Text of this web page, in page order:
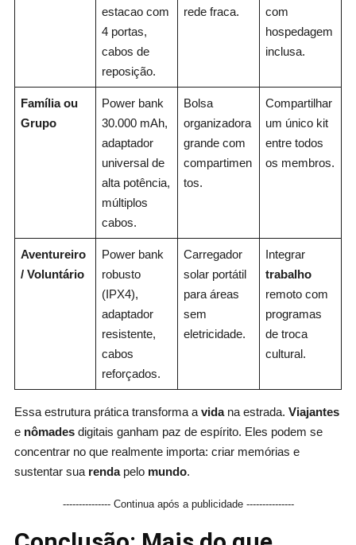
estacao com
4 portas,
cabos de
reposição.
rede fraca.
com
hospedagem
inclusa.
Família ou
Grupo
Power bank
30.000 mAh,
adaptador
universal de
alta potência,
múltiplos
cabos.
Bolsa
organizadora
grande com
compartimen
tos.
Compartilhar
um único kit
entre todos
os membros.
Aventureiro
/ Voluntário
Power bank
robusto
(IPX4),
adaptador
resistente,
cabos
reforçados.
Carregador
solar portátil
para áreas
sem
eletricidade.
Integrar
trabalho
remoto com
programas
de troca
cultural.
Essa estrutura prática transforma a vidana estrada. Viajantes
e nômadesdigitais ganham paz de espírito. Eles podem se
concentrar no que realmente importa: criar memórias e
sustentar sua rendapelo mundo.
--------------- Continua após a publicidade ---------------